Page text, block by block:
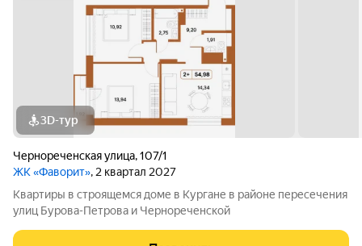
3D-тур
Чернореченская улица,107/1
ЖК «Фаворит», 2 квартал 2027
Квартиры в строящемся доме в Кургане в районе пересечения
улиц Бурова-Петрова и Чернореченской